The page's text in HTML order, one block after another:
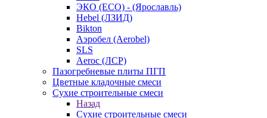
ЭКО (ECO) - (Ярославль)
Hebel (ЛЗИД)
Bikton
Аэробел (Aerobel)
SLS
Aeroc (ЛСР)
Пазогребневые плиты ПГП
Цветные кладочные смеси
Сухие строительные смеси
Назад
Сухие строительные смеси